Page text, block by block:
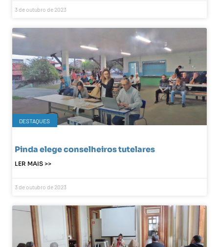
3 de outubro de 2023
DESTAQUES
Pinda elege conselheiros tutelares
LER MAIS >>
3 de outubro de 2023